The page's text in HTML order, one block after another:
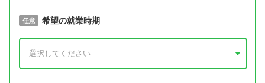
必須 取得予定年
任意 希望の就業時期